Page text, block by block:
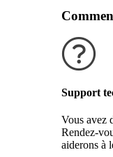
Support
Vous avez
Rendez-
aiderons à